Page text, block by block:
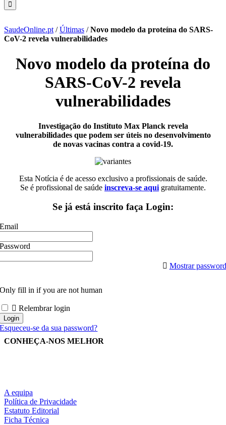
SaudeOnline.pt /Últimas /Novo modelo da proteína do SARS-
CoV-2 revela vulnerabilidades
Novo modelo da proteína do
SARS-CoV-2 revela
vulnerabilidades
Investigação do Instituto Max Planck revela
vulnerabilidades que podem ser úteis no desenvolvimento
de novas vacinas contra a covid-19.
Esta Notícia é de acesso exclusivo a profissionais de saúde.
Se é profissional de saúde inscreva-se aqui gratuitamente.
Se já está inscrito faça Login:
Email
Password
Mostrar password
Only fill in if you are not human
Relembrar login
Esqueceu-se da sua password?
CONHEÇA-NOS MELHOR
A equipa
Política de Privacidade
Estatuto Editorial
Ficha Técnica